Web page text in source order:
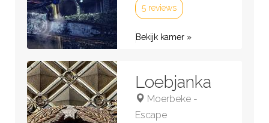
5 reviews
Bekijk kamer »
Loebjanka
Moerbeke -
Escape